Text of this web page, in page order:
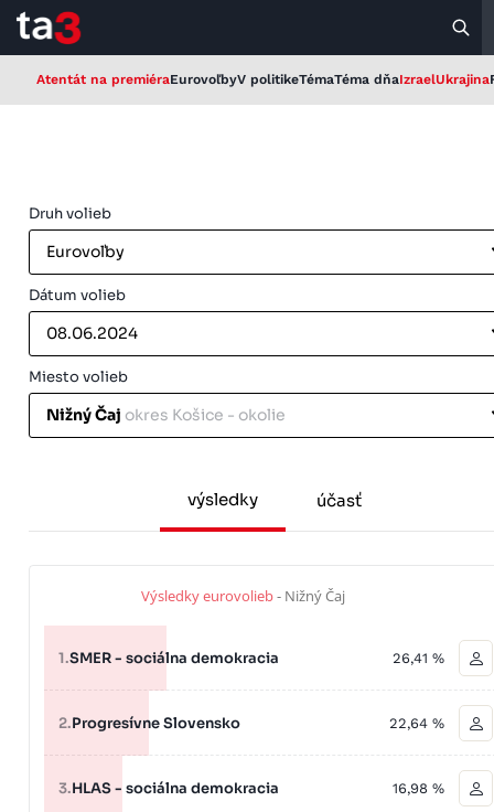
Atentát na premiéraEurovoľbyV politikeTémaTéma dňaIzraelUkrajina
Druh volieb
Eurovoľby
Dátum volieb
08.06.2024
Miesto volieb
Nižný Čaj okres Košice - okolie
výsledky účasť
Výsledky eurovolieb- Nižný Čaj
1.SMER - sociálna demokracia 26,41 %
2.Progresívne Slovensko 22,64 %
3.HLAS - sociálna demokracia 16,98 %